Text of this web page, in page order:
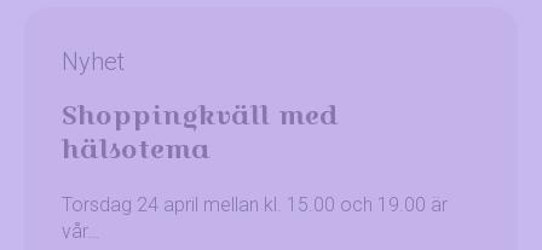
Nyhet
Shoppingkväll med
hälsotema
Torsdag 24 april mellan kl. 15.00 och 19.00 är
vår…